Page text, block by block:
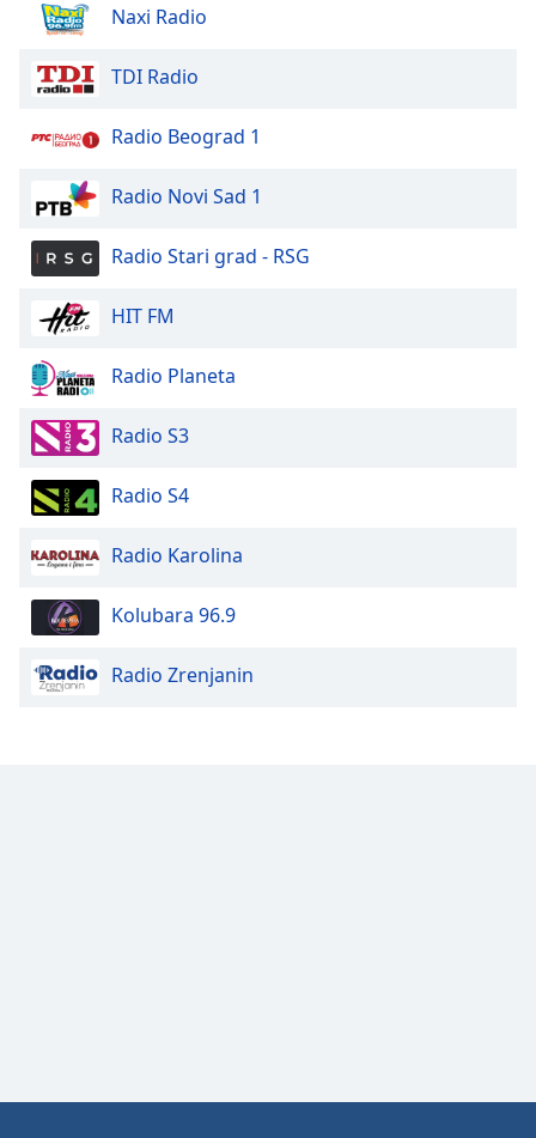
Edge
Family
Reset
Done
Close
dialog
Naxi Radio
TDI Radio
Radio Beograd 1
Radio Novi Sad 1
Radio Stari grad - RSG
HIT FM
Radio Planeta
Radio S3
Radio S4
Radio Karolina
Kolubara 96.9
Radio Zrenjanin